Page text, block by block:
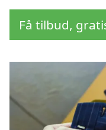
Få tilbud,